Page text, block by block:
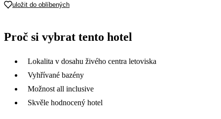
uložit do oblíbených
Proč si vybrat tento hotel
Lokalita v dosahu živého centra letoviska
Vyhřívané bazény
Možnost all inclusive
Skvěle hodnocený hotel